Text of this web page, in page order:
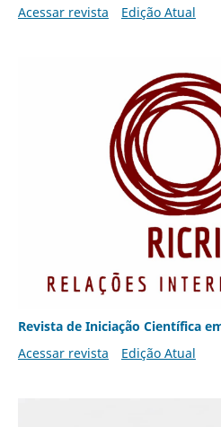
Acessar revista
Edição Atual
Revista de Iniciação Científica
Acessar revista
Edição Atual